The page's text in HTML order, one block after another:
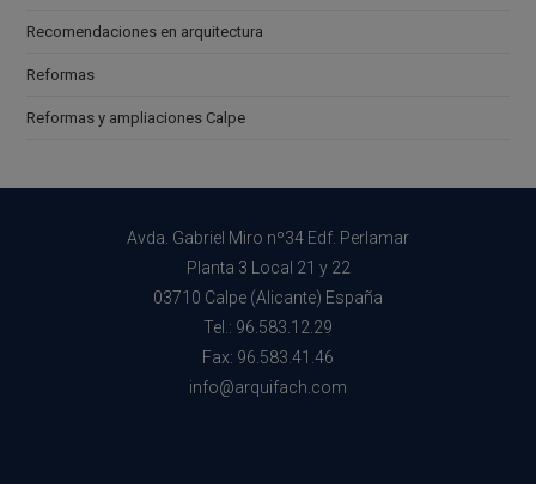
Recomendaciones en arquitectura
Reformas
Reformas y ampliaciones Calpe
Avda. Gabriel Miro nº34 Edf. Perlamar
Planta 3 Local 21 y 22
03710 Calpe (Alicante) España
Tel.: 96.583.12.29
Fax: 96.583.41.46
info@arquifach.com